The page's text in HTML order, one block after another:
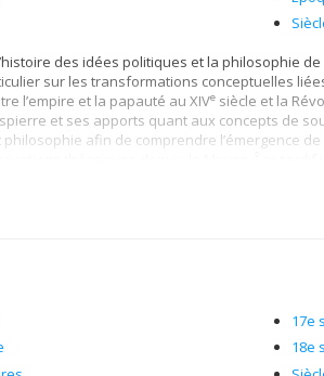
devant conduire, avec la
Johann Georg Sulzer et Jean Bernard
de Berlin, entre 1748 et 1780, constituent
réflexion philosophique des Lumières sur la
etc.
des idées politiques et la philosophie
sur les transformations conceptuelles
l’empire et la papauté au XIVe siècle et la
et ses apports quant aux concepts de
afin de comprendre l’émergence
17e
18e